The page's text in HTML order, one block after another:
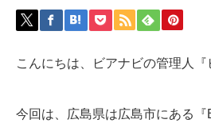
こんにちは、ビアナビの管理人『
今回は、広島県は広島市にある